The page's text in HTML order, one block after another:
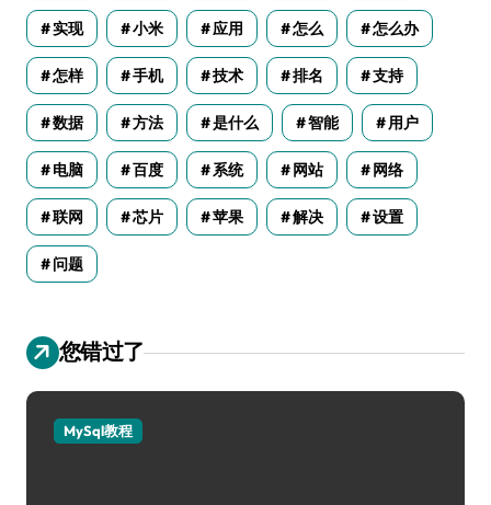
实现 小米 应用 怎么 怎么办
怎样 手机 技术 排名 支持
数据 方法 是什么 智能 用户
电脑 百度 系统 网站 网络
联网 芯片 苹果 解决 设置
问题
您错过了
MySql教程